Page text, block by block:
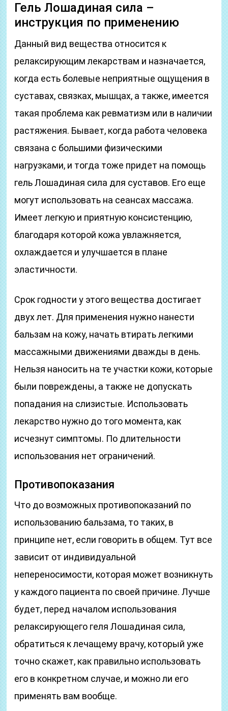
Гель Лошадиная сила –
инструкция по применению
Данный вид вещества относится к
релаксирующим лекарствам и назначается,
когда есть болевые неприятные ощущения в
суставах, связках, мышцах, а также, имеется
такая проблема как ревматизм или в наличии
растяжения. Бывает, когда работа человека
связана с большими физическими
нагрузками, и тогда тоже придет на помощь
гель Лошадиная сила для суставов. Его еще
могут использовать на сеансах массажа.
Имеет легкую и приятную консистенцию,
благодаря которой кожа увлажняется,
охлаждается и улучшается в плане
эластичности.
Срок годности у этого вещества достигает
двух лет. Для применения нужно нанести
бальзам на кожу, начать втирать легкими
массажными движениями дважды в день.
Нельзя наносить на те участки кожи, которые
были повреждены, а также не допускать
попадания на слизистые. Использовать
лекарство нужно до того момента, как
исчезнут симптомы. По длительности
использования нет ограничений.
Противопоказания
Что до возможных противопоказаний по
использованию бальзама, то таких, в
принципе нет, если говорить в общем. Тут все
зависит от индивидуальной
непереносимости, которая может возникнуть
у каждого пациента по своей причине. Лучше
будет, перед началом использования
релаксирующего геля Лошадиная сила,
обратиться к лечащему врачу, который уже
точно скажет, как правильно использовать
его в конкретном случае, и можно ли его
применять вам вообще.